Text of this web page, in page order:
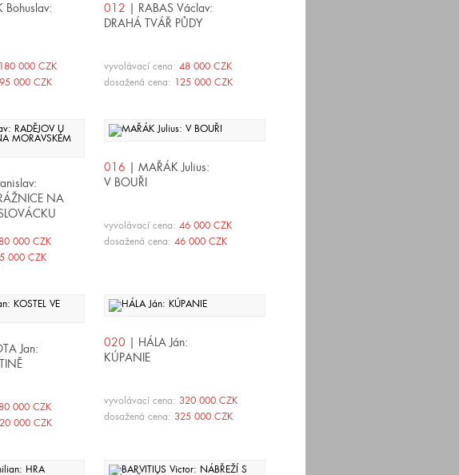
Bohuslav:
180 000 CZK
000 CZK
012 | RABAS Václav:
DRAHÁ TVÁŘ PŮDY
vyvolávací cena: 48 000 CZK
dosažená cena: 125 000 CZK
NA
80 000 CZK
000 CZK
016 | MAŘÁK Julius:
V BOUŘI
vyvolávací cena: 46 000 CZK
dosažená cena: 46 000 CZK
Jan:
80 000 CZK
000 CZK
020 | HÁLA Ján:
KÚPANIE
vyvolávací cena: 320 000 CZK
dosažená cena: 325 000 CZK